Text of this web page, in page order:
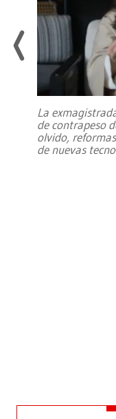
La
de contrapeso
olvido,
de nuevas